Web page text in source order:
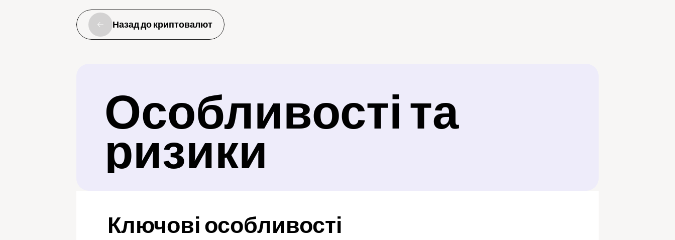
Назад до криптовалют
Особливості та
ризики
Ключові особливості